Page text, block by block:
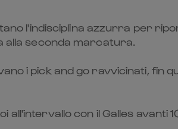
l'indisciplina azzurra per
alla seconda marcatura.
i pick and go ravvicinati, fin
con il Galles avanti